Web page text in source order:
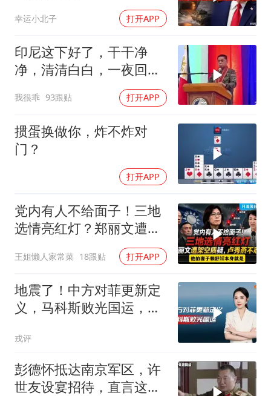
幸运小北子 打开APP
印尼这下好了，干干净
净，清清白白，一夜回到
我很乖 93跟贴 打开APP
掼蛋换做你，炸不炸对
门？
打开APP
党内有人不给面子！三地
选情亮红灯？郑丽文遭架
空质疑，卢秀燕不忍了。
一起来听听
王姐懒人家常菜 18跟贴 打开APP
地震了！中方对菲更新定
义，马科斯败光国运，还
戎评
彭德怀抵达南京军区，许
世友设宴招待，直言这是